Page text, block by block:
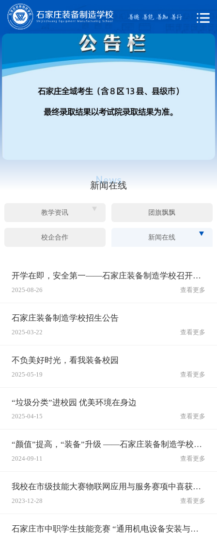
新闻在线
教学资讯 团旗飘飘
校企合作 新闻在线
开学在即，安全第一——石家庄装备制造学校召开秋季开学安全工作会筑牢校园安全防线
2025-08-26 查看更多
石家庄装备制造学校招生公告
2025-03-22 查看更多
不负美好时光，看我装备校园
2025-05-19 查看更多
“垃圾分类”进校园 优美环境在身边
2025-04-15 查看更多
“颜值”提高，“装备”升级 ——石家庄装备制造学校展新颜
2024-09-11 查看更多
我校在市级技能大赛物联网应用与服务赛项中喜获佳绩
2023-12-28 查看更多
石家庄市中职学生技能竞赛 “通用机电设备安装与调试”赛项在石家庄装备制造学校举行